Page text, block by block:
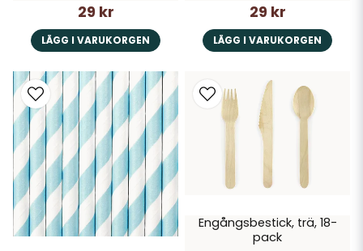
29 kr
LÄGG I VARUKORGEN
29 kr
LÄGG I VARUKORGEN
Engångsbestick, trä, 18-
pack